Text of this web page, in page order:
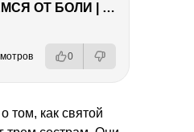
ИЗБАВЛЯЕМСЯ ОТ БОЛИ | Важность режима и питания
0
том, как святой